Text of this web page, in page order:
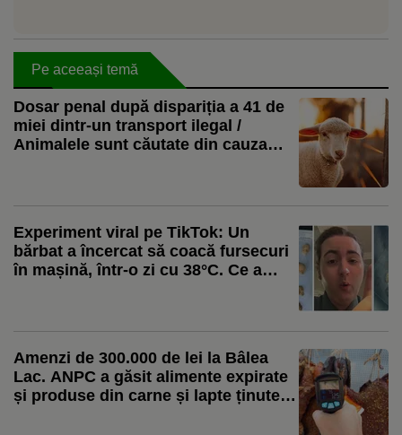
Pe aceeași temă
Dosar penal după dispariția a 41 de
miei dintr-un transport ilegal /
Animalele sunt căutate din cauza
Experiment viral pe TikTok: Un
bărbat a încercat să coacă fursecuri
în mașină, într-o zi cu 38°C. Ce a
Amenzi de 300.000 de lei la Bâlea
Lac. ANPC a găsit alimente expirate
și produse din carne și lapte ținute la